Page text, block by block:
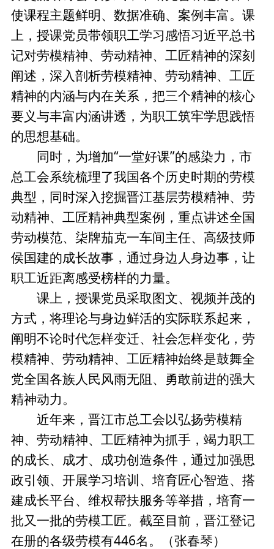
使课程主题鲜明、数据准确、案例丰富。课
上，授课党员带领职工学习感悟习近平总书
记对劳模精神、劳动精神、工匠精神的深刻
阐述，深入剖析劳模精神、劳动精神、工匠
精神的内涵与内在关系，把三个精神的核心
要义与丰富内涵讲透，为职工筑牢学思践悟
的思想基础。
同时，为增加“一堂好课”的感染力，市
总工会系统梳理了我国各个历史时期的劳模
典型，同时深入挖掘晋江基层劳模精神、劳
动精神、工匠精神典型案例，重点讲述全国
劳动模范、柒牌茄克一车间主任、高级技师
侯国建的成长故事，通过身边人身边事，让
职工近距离感受榜样的力量。
课上，授课党员采取图文、视频并茂的
方式，将理论与身边鲜活的实际联系起来，
阐明不论时代怎样变迁、社会怎样变化，劳
模精神、劳动精神、工匠精神始终是鼓舞全
党全国各族人民风雨无阻、勇敢前进的强大
精神动力。
近年来，晋江市总工会以弘扬劳模精
神、劳动精神、工匠精神为抓手，竭力职工
的成长、成才、成功创造条件，通过加强思
政引领、开展学习培训、培育匠心智造、搭
建成长平台、维权帮扶服务等举措，培育一
批又一批的劳模工匠。截至目前，晋江登记
在册的各级劳模有446名。（张春琴）